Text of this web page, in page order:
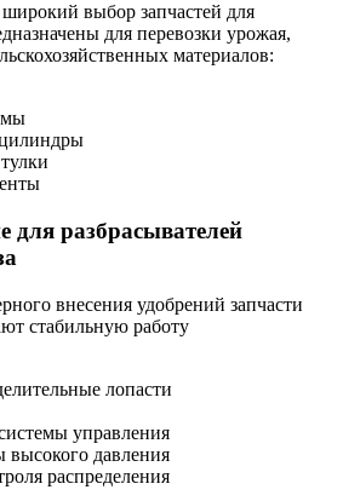
широкий выбор запчастей для
для перевозки урожая,
материалов:
разбрасывателей
внесения удобрений запчасти
стабильную работу
лопасти
управления
давления
распределения